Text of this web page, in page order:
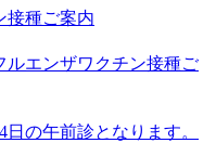
接種ご案内
ルエンザワクチン接種ご
の午前診となります。